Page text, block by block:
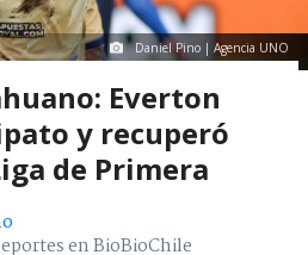
Daniel Pino | Agencia UNO
Everton
y recuperó
de Primera
en BioBioChile